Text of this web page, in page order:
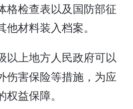
格检查表以及国防部征
材料装入档案。
以上地方人民政府可以
伤害保险等措施，为应
益保障。